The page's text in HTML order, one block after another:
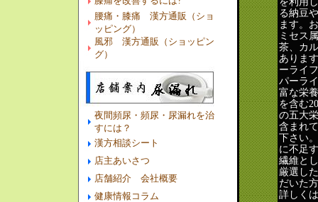
腰痛・膝痛 漢方通販（ショ
ッピング）
風邪 漢方通販（ショッピン
グ）
夜間頻尿・頻尿・尿漏れを治
すには？
漢方相談シート
店主あいさつ
店舗紹介 会社概要
健康情報コラム
る納豆
ます。
ミセス
茶、カ
ありま
ーライ
パーラ
富な栄
を含む
の五大
含まれ
下さい。
に不足
繊維と
厳選し
だいた
詳しくは